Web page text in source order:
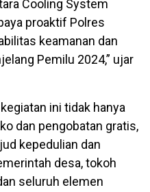
Cooling System
proaktif Polres
keamanan dan
Pemilu 2024,” ujar
ini tidak hanya
dan pengobatan gratis,
kepedulian dan
desa, tokoh
seluruh elemen